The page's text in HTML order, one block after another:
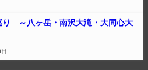
り ～八ヶ岳・南沢大滝・大同心大